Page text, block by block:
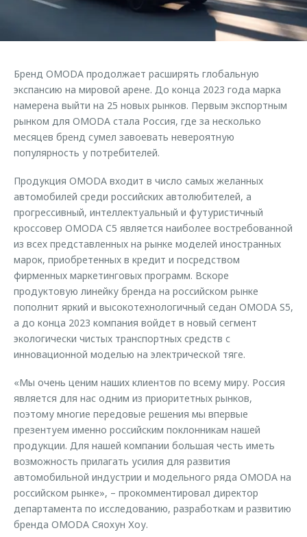
Страхование
Одежда и сувениры
Оригинальные аксессуары
Запчасти
Трейд-ин
Калькулятор трейд-ин
Клиентская поддержка
O&J Автоклуб
Приложение O&J
Аксессуары
Одежда и сувениры
Оригинальные аксессуары
Запчасти
Бренд OMODA продолжает расширять глобальную
экспансию на мировой арене. До конца 2023 года марка
намерена выйти на 25 новых рынков. Первым экспортным
рынком для OMODA стала Россия, где за несколько
месяцев бренд сумел завоевать невероятную
популярность у потребителей.
Продукция OMODA входит в число самых желанных
автомобилей среди российских автолюбителей, а
прогрессивный, интеллектуальный и футуристичный
кроссовер OMODA C5 является наиболее востребованной
из всех представленных на рынке моделей иностранных
марок, приобретенных в кредит и посредством
фирменных маркетинговых программ. Вскоре
продуктовую линейку бренда на российском рынке
пополнит яркий и высокотехнологичный седан OMODA S5,
а до конца 2023 компания войдет в новый сегмент
экологически чистых транспортных средств с
инновационной моделью на электрической тяге.
«Мы очень ценим наших клиентов по всему миру. Россия
является для нас одним из приоритетных рынков,
поэтому многие передовые решения мы впервые
презентуем именно российским поклонникам нашей
продукции. Для нашей компании большая честь иметь
возможность прилагать усилия для развития
автомобильной индустрии и модельного ряда OMODA на
российском рынке», – прокомментировал директор
департамента по исследованию, разработкам и развитию
бренда OMODA Сяохун Хоу.